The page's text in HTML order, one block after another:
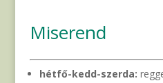
Miserend
hétfő-kedd-szerda: